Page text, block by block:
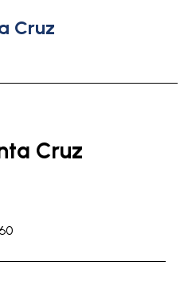
Cruz
Cruz